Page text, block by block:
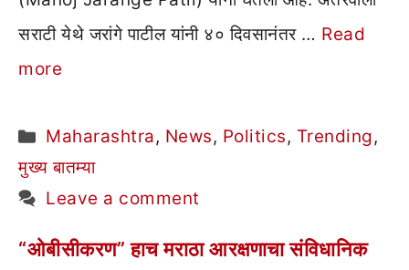
सराटी येथे जरांगे पाटील यांनी ४० दिवसानंतर … Read
more
Categories
Maharashtra, News, Politics, Trending,
मुख्य बातम्या
Leave a comment
“ओबीसीकरण” हाच मराठा आरक्षणाचा संविधानिक